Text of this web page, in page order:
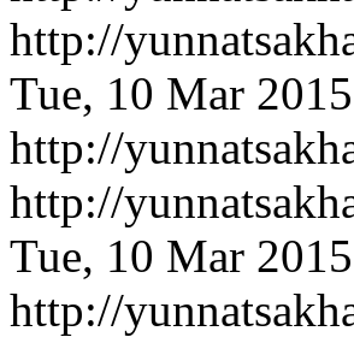
http://
Tue, 10 Mar
http://
http://
Tue, 10 Mar
http://